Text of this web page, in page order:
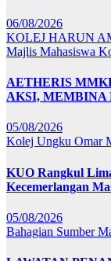
06/08/2026
KOLEJ HARUN
Majlis Mahasiswa
AETHERIS
AKSI, MEMBINA
05/08/2026
Kolej Ungku Omar
KUO Rangkul
Kecemerlangan
05/08/2026
Bahagian Sumber